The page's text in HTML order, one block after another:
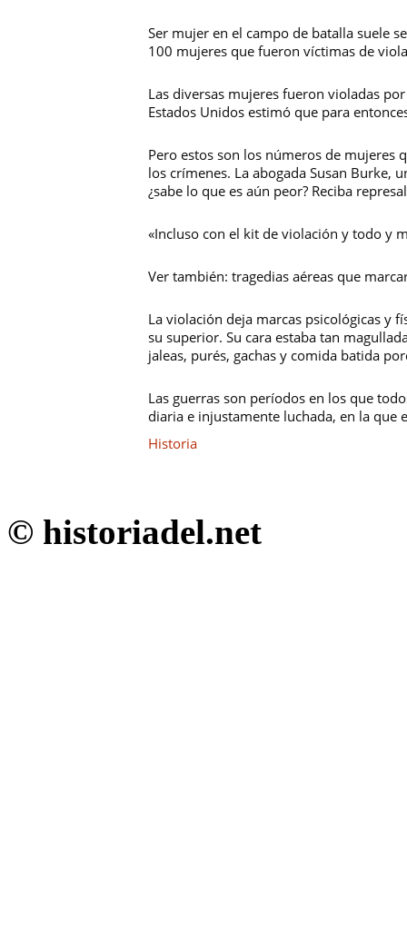
Ser mujer en el campo de batalla suele
100 mujeres que fueron víctimas de
Las diversas mujeres fueron violadas
Estados Unidos estimó que para
Pero estos son los números de mujeres
los crímenes. La abogada Susan Burke,
¿sabe lo que es aún peor? Reciba
«Incluso con el kit de violación y todo y
Ver también: tragedias aéreas que
La violación deja marcas psicológicas y
su superior. Su cara estaba tan
jaleas, purés, gachas y comida batida
Las guerras son períodos en los que
diaria e injustamente luchada, en la que
Categorías
Historia
© historiadel.net